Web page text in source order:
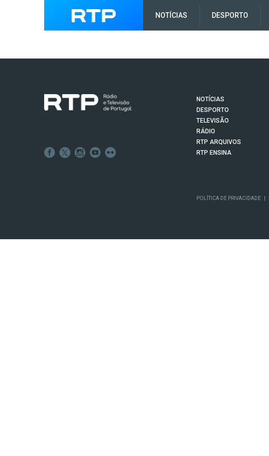
NOTÍCIAS DESPORTO
NOTÍCIAS
DESPORTO
TELEVISÃO
RÁDIO
RTP ARQUIVOS
RTP ENSINA
POLÍTICA DE PRIVACIDADE